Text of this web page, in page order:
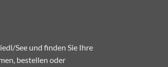
See und finden Sie Ihre
bestellen oder